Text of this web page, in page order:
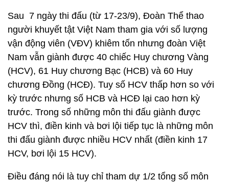
Sau 7 ngày thi đấu (từ 17-23/9), Đoàn Thể thao
người khuyết tật Việt Nam tham gia với số lượng
vận động viên (VĐV) khiêm tốn nhưng đoàn Việt
Nam vẫn giành được 40 chiếc Huy chương Vàng
(HCV), 61 Huy chương Bạc (HCB) và 60 Huy
chương Đồng (HCĐ). Tuy số HCV thấp hơn so với
kỳ trước nhưng số HCB và HCĐ lại cao hơn kỳ
trước. Trong số những môn thi đấu giành được
HCV thì, điền kinh và bơi lội tiếp tục là những môn
thi đấu giành được nhiều HCV nhất (điền kinh 17
HCV, bơi lội 15 HCV).
Điều đáng nói là tuy chỉ tham dự 1/2 tổng số môn